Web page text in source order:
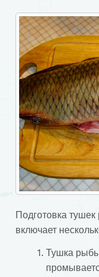
Подготовка
включает
Тушка рыбы